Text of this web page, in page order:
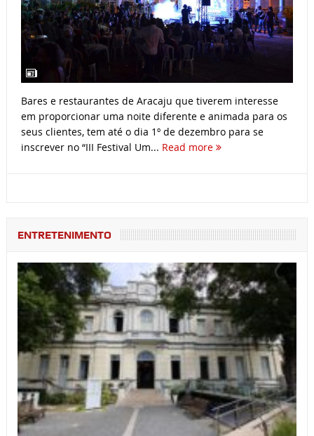
Bares e restaurantes de Aracaju que tiverem interesse
em proporcionar uma noite diferente e animada para os
seus clientes, tem até o dia 1º de dezembro para se
inscrever no “III Festival Um... Read more
ENTRETENIMENTO